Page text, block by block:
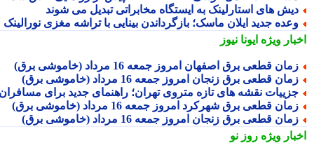
های استارلینک به ایستگاه مخابراتی تبدیل می شوند
جدید ایلان ماسک؛ بازگرداندن بینایی با تراشه مغزی نورالینک
ویژهایونا نیوز
قطعی برق اصفهان امروز جمعه 16 مرداد (خاموشی برق)
قطعی برق زنجان امروز جمعه 16 مرداد (خاموشی برق)
نقشه های تازه متروی تهران؛ راهنمای جدید برای مسافران
قطعی برق شهرکرد امروز جمعه 16 مرداد (خاموشی برق)
قطعی برق زنجان امروز جمعه 16 مرداد (خاموشی برق)
ویژهروز نو